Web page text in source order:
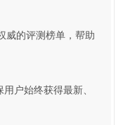
威的评测榜单，帮助
户始终获得最新、